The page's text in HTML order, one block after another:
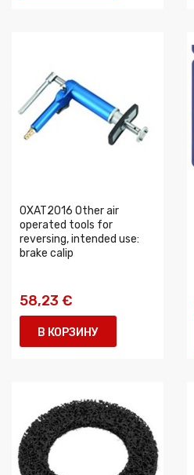
0XAT2016 Other air
operated tools for
reversing, intended use:
brake calip
58,23 €
В КОРЗИНУ